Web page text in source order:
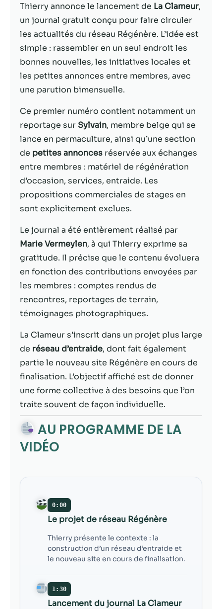
Thierry annonce le lancement de La Clameur,
un journal gratuit conçu pour faire circuler
les actualités du réseau Régénère. L’idée est
simple : rassembler en un seul endroit les
bonnes nouvelles, les initiatives locales et
les petites annonces entre membres, avec
une parution bimensuelle.
Ce premier numéro contient notamment un
reportage sur Sylvain, membre belge qui se
lance en permaculture, ainsi qu’une section
de petites annonces réservée aux échanges
entre membres : matériel de régénération
d’occasion, services, entraide. Les
propositions commerciales de stages en
sont explicitement exclues.
Le journal a été entièrement réalisé par
Marie Vermeylen, à qui Thierry exprime sa
gratitude. Il précise que le contenu évoluera
en fonction des contributions envoyées par
les membres : comptes rendus de
rencontres, reportages de terrain,
témoignages photographiques.
La Clameur s’inscrit dans un projet plus large
de réseau d’entraide, dont fait également
partie le nouveau site Régénère en cours de
finalisation. L’objectif affiché est de donner
une forme collective à des besoins que l’on
traite souvent de façon individuelle.
AU PROGRAMME DE LA
VIDÉO
0:00
Le projet de réseau Régénère
Thierry présente le contexte : la
construction d’un réseau d’entraide et
le nouveau site en cours de finalisation.
1:30
Lancement du journal La Clameur
Nécessaire
sont pas
nécessaires au
fonctionnement
du site Web.
Statistiques
Afin que nous
puissions
améliorer la
fonctionnalité
du site Web,
en fonction
de la façon
dont le site
Web est
utilisé.
Experience
site Web
fonctionne
aussi bien que
possible lors
de votre visite.
Si vous refusez
ces cookies,
certaines
disparaîtront
comportement
visitez notre
site, vous
augmentez les
offres